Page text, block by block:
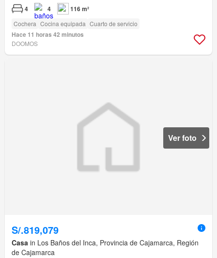
4 4 116 m²
Cochera Cocina equipada Cuarto de servicio
Hace 11 horas 42 minutos
DOOMOS
Ver foto
S/.819,079
Casa in Los Baños del Inca, Provincia de Cajamarca, Región
de Cajamarca